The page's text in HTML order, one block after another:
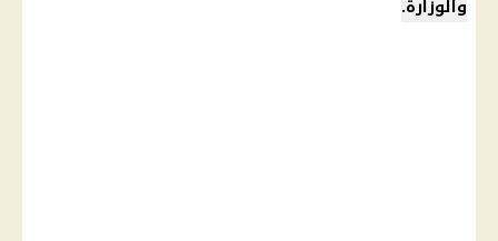
والوزارة.